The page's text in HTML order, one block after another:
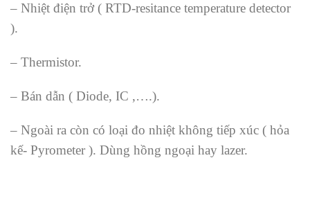
– Nhiệt điện trở ( RTD-resitance temperature detector
).
– Thermistor.
– Bán dẫn ( Diode, IC ,….).
– Ngoài ra còn có loại đo nhiệt không tiếp xúc ( hỏa
kế- Pyrometer ). Dùng hồng ngoại hay lazer.